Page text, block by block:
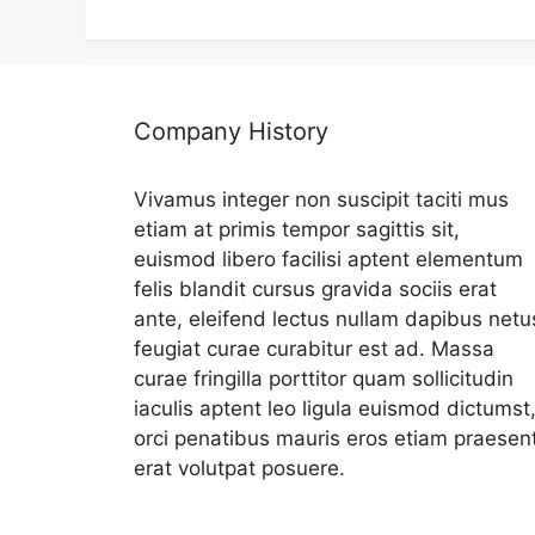
Company History
Vivamus integer non suscipit taciti mus
etiam at primis tempor sagittis sit,
euismod libero facilisi aptent elementum
felis blandit cursus gravida sociis erat
ante, eleifend lectus nullam dapibus
feugiat curae curabitur est ad. Massa
curae fringilla porttitor quam sollicitudin
iaculis aptent leo ligula euismod dictumst,
orci penatibus mauris eros etiam
erat volutpat posuere.